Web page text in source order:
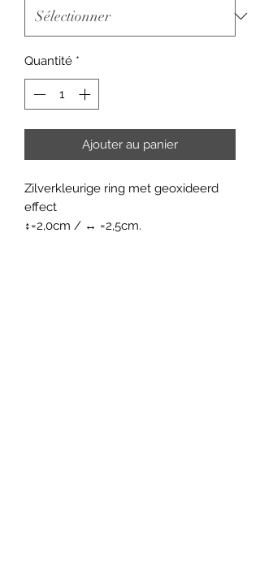
Quantité *
Ajouter au panier
Zilverkleurige ring met geoxideerd
effect
↕=2,0cm / ↔ =2,5cm.